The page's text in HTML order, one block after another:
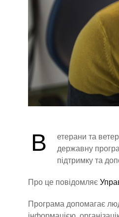
В
етерани та
державну
підтримку та
Про це повідомляє
Програма допомагає